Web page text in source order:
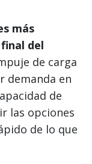
más
del
de carga
demanda en
de
las opciones
de lo que